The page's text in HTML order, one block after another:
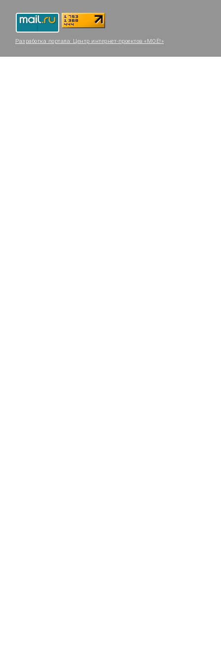
Разработка портала: Центр интернет-проектов «МОЁ!»